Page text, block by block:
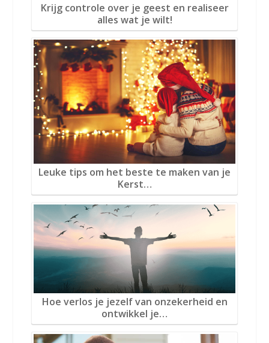
Krijg controle over je geest en realiseer
alles wat je wilt!
Leuke tips om het beste te maken van je
Kerst…
Hoe verlos je jezelf van onzekerheid en
ontwikkel je…